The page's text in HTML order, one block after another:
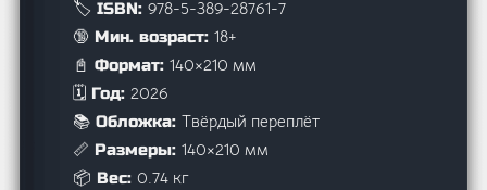
🏷️ ISBN:978-5-389-28761-7
🔞 Мин. возраст:18+
📓 Формат:140×210 мм
🗓️ Год:2026
📚 Обложка:Твёрдый переплёт
📏 Размеры:140×210 мм
📦 Вес:0.74 кг